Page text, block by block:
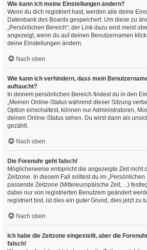
Wie kann ich meine Einstellungen ändern?
Wenn du dich registriert hast, werden alle deine
Datenbank des Boards gespeichert. Um diese zu
„Persönlichen Bereich“; der Link dazu wird meist
angezeigt, wenn du auf deinen Benutzernamen
deine Einstellungen ändern.
Nach oben
Wie kann ich verhindern, dass mein
auftaucht?
In deinem persönlichen Bereich findest du in den
„Meinen Online-Status während dieser Sitzung
Option einschaltest, können nur Administratoren,
deinen Online-Status sehen. Du wirst dann als
gezählt.
Nach oben
Die Forenuhr geht falsch!
Möglicherweise entspricht die angezeigte Zeit nicht
Zeitzone. In diesem Fall solltest du im „Persönlichen
passende Zeitzone (Mitteleuropäische Zeit, ...)
dabei nur von registrierten Benutzern geändert
registriert bist, ist dies ein guter Grund, dies jetzt zu
Nach oben
Ich habe die Zeitzone eingestellt, aber die
falsch!